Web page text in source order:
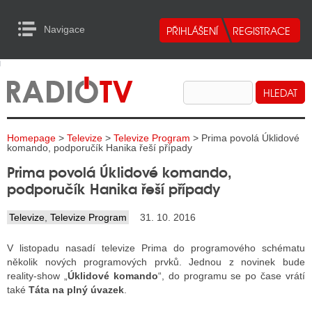
Navigace
RADIA
TELEVIZE
INTERNET
TISK
RADIA
RÁDIÍ
RÁDIÍ
to Content
Homepage > Televize > Televize Program > Prima povolá Úklidové
komando, podporučík Hanika řeší případy
Prima povolá Úklidové komando,
podporučík Hanika řeší případy
Televize Televize Program 31. 10. 2016
V listopadu nasadí televize Prima do programového schématu
několik nových programových prvků. Jednou z novinek bude
reality-show „ Úklidové komando“, do programu se po čase vrátí
také Táta na plný úvazek